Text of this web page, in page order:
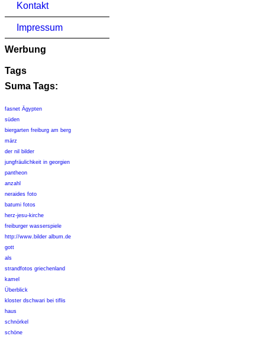
Kontakt
Impressum
Werbung
Tags
Suma Tags:
fasnet Ägypten
süden
biergarten freiburg am berg
märz
der nil bilder
jungfräulichkeit in georgien
pantheon
anzahl
neraides foto
batumi fotos
herz-jesu-kirche
freiburger wasserspiele
http://www.bilder album.de
gott
als
strandfotos griechenland
kamel
Überblick
kloster dschwari bei tiflis
haus
schnörkel
schöne